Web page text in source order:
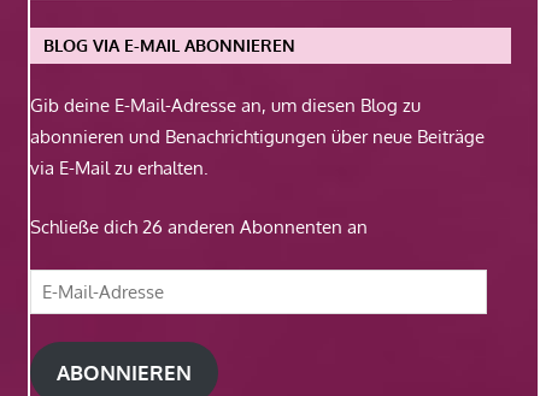
BLOG VIA E-MAIL ABONNIEREN
Gib deine E-Mail-Adresse an, um diesen Blog zu
abonnieren und Benachrichtigungen über neue Beiträge
via E-Mail zu erhalten.
Schließe dich 26 anderen Abonnenten an
E-
Mail-
Adresse
ABONNIEREN